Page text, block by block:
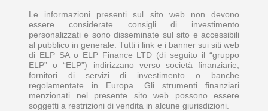
Le informazioni presenti sul sito web non devono
essere considerate consigli di investimento
personalizzati e sono disseminate sul sito e accessibili
al pubblico in generale. Tutti i link e i banner sui siti web
di ELP SA o ELP Finance LTD (di seguito il “gruppo
ELP” o “ELP”) indirizzano verso società finanziarie,
fornitori di servizi di investimento o banche
regolamentate in Europa. Gli strumenti finanziari
menzionati nel presente sito web possono essere
soggetti a restrizioni di vendita in alcune giurisdizioni.